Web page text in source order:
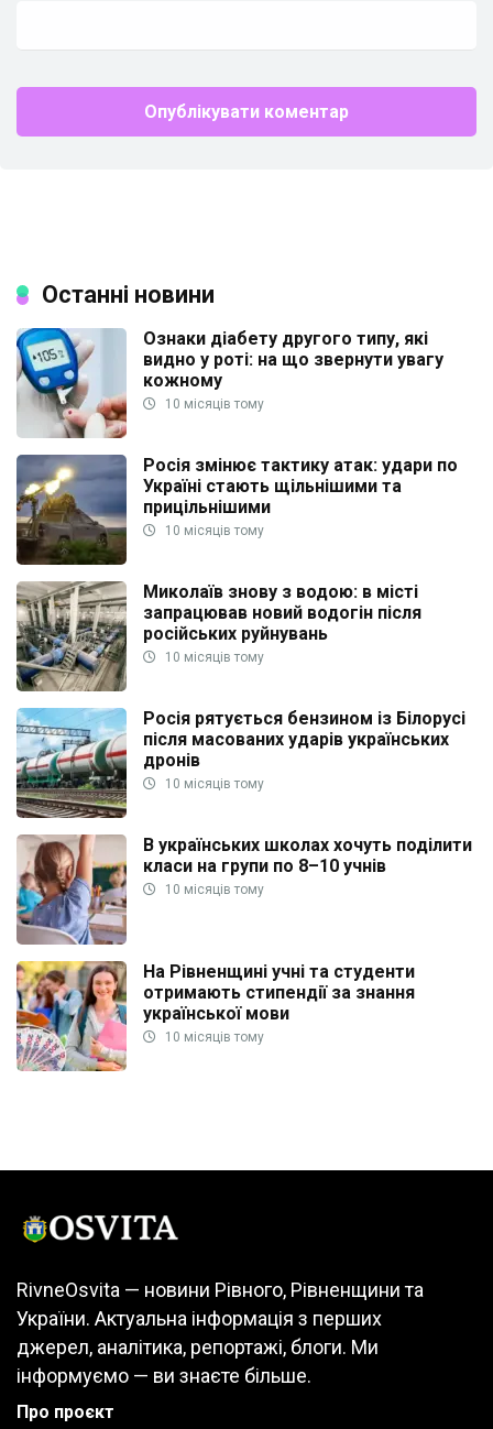
Останні новини
Ознаки діабету другого типу, які
видно у роті: на що звернути увагу
кожному
10 місяців тому
Росія змінює тактику атак: удари по
Україні стають щільнішими та
прицільнішими
10 місяців тому
Миколаїв знову з водою: в місті
запрацював новий водогін після
російських руйнувань
10 місяців тому
Росія рятується бензином із Білорусі
після масованих ударів українських
дронів
10 місяців тому
В українських школах хочуть поділити
класи на групи по 8–10 учнів
10 місяців тому
На Рівненщині учні та студенти
отримають стипендії за знання
української мови
10 місяців тому
RivneOsvita — новини Рівного, Рівненщини та
України. Актуальна інформація з перших
джерел, аналітика, репортажі, блоги. Ми
інформуємо — ви знаєте більше.
Про проєкт